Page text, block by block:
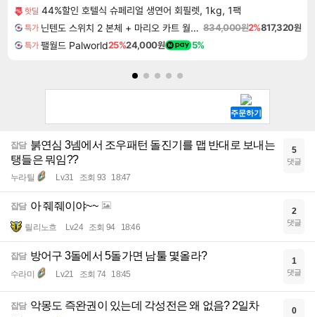
핫딜 44%할인 호텔식 슈페리얼 생연어 회필렛, 1kg, 1팩
특가 닌텐도 스위치 2 본체 + 마리오 카트 월드 + 포켓몬 포코피아 번들 834,000원2%817,320원
특가 팰월드 Palworld25%24,000원 5%
잡담 붉연심 3넴에서 조우패턴 돌진기를 맵 반대로 보내는
탱들은 뭐임??
누라틸 Lv.31 조회 93 18:47
5
댓글
잡담 아 줴줴이야~~
릴리노흐 Lv.24 조회 94 18:46
2
댓글
잡담 방어구 3돌에서 5돌가면 남툴 몇올라?
수라미 Lv.21 조회 74 18:45
1
댓글
잡담 악몽도 즉완권이 있는데 각성전은 왜 없음? 2일차 0